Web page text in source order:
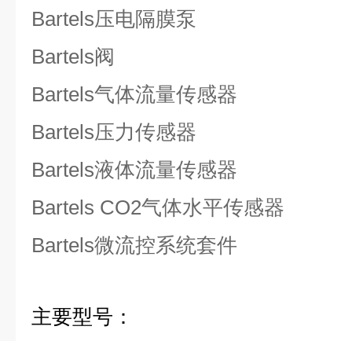
Bartels压电隔膜泵
Bartels阀
Bartels气体流量传感器
Bartels压力传感器
Bartels液体流量传感器
Bartels CO2气体水平传感器
Bartels微流控系统套件
主要型号 ：